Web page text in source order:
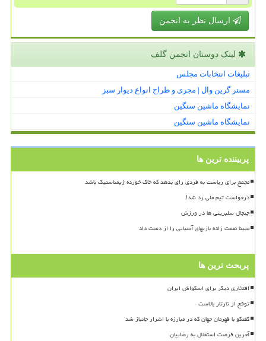
ارسال نظر به انجمن
لینک دوستان انجمن گلف
تبلیغات انتخابات مجلس
مستر گرین وال | مجری و طراح انواع دیوار سبز
نمایشگاه ماشین سنگین
نمایشگاه ماشین سنگین
پربیننده ترین ها
مجمع برای ریاست به فردی رای بدهد که خاک خورده ژیمناستیک باشد
درخواست تیم ملی رد شد!
جنجال سلبریتی ها در ورزش
مبینا نعمت زاده بازیهای آسیایی را از دست داد
پربحث ترین ها
افتخاری دیگر برای اسکواش ایران
توقع از تارتار بالاست
گفتگو با قهرمان جهان که در مبارزه با اشرار جانباز شد
آخرین فرصت استقلال به رضاییان